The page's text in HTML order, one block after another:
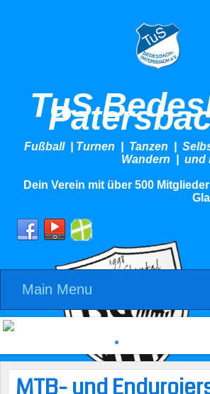
TuS
Fußball | Turnen | Tanzen |
Wandern
Dein Verein mit über 500
Main Menu
MTB- und